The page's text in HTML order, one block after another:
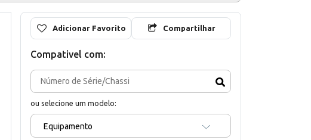
Adicionar Favorito Compartilhar
Compativel com:
ou selecione um modelo:
Equipamento